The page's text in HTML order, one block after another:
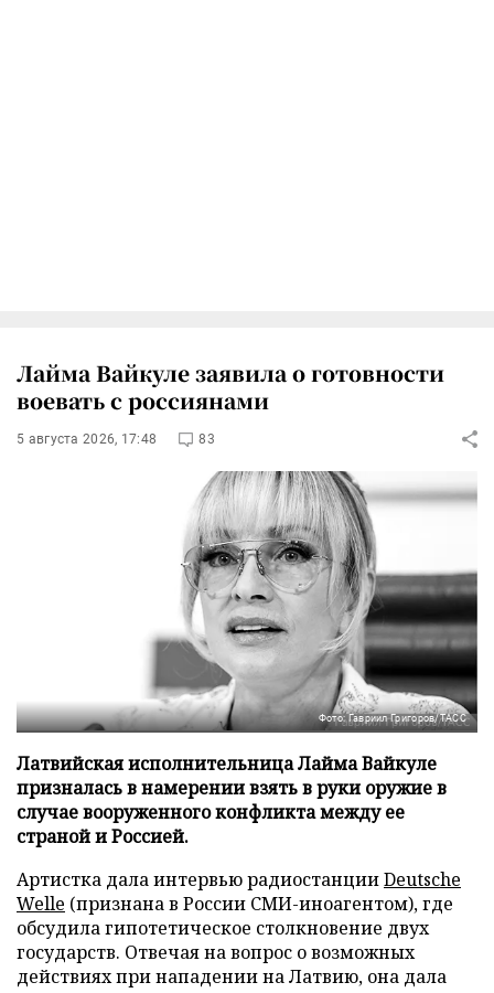
Лайма Вайкуле заявила о готовности
воевать с россиянами
5 августа 2026, 17:48 83
Фото: Гавриил Григоров/ТАСС
Латвийская исполнительница Лайма Вайкуле
призналась в намерении взять в руки оружие в
случае вооруженного конфликта между ее
страной и Россией.
Артистка дала интервью радиостанцииDeutsche
Welle (признана в России СМИ-иноагентом), где
обсудила гипотетическое столкновение двух
государств. Отвечая на вопрос о возможных
действиях при нападении на Латвию, она дала